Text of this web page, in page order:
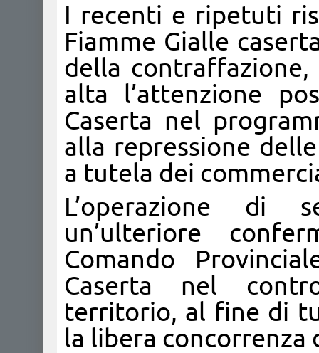
I recenti e ripetuti
Fiamme Gialle
della
alta l’attenzione
Caserta nel
alla repressione
a tutela dei
L’operazione di
un’ulteriore
Comando
Caserta nel
territorio, al fine di
la libera concorrenza